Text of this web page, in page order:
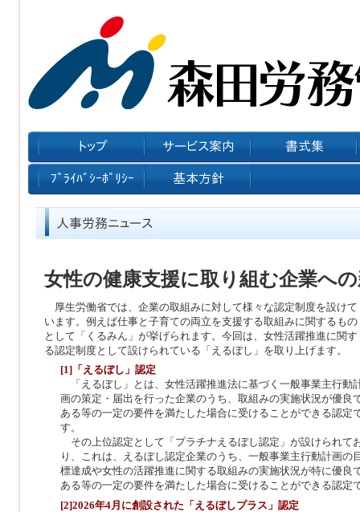
女性の健康支援に取り組む企業へ
厚生労働省では、企業の取組みに対して様々な認定制度を設けて
います。例えば仕事と子育ての両立を支援する取組みに関するもの
として「くるみん」が挙げられます。今回は、女性活躍推進に関す
る認定制度として設けられている「えるぼし」を取り上げます。
[1]「えるぼし」認定
「えるぼし」とは、女性活躍推進法に基づく一般事業主行動
画の策定・届出を行った企業のうち、取組みの実施状況が優良
ある等の一定の要件を満たした場合に受けることができる認定
す。
その上位認定として「プラチナえるぼし認定」が設けられて
り、これは、えるぼし認定企業のうち、一般事業主行動計画の
標達成や女性の活躍推進に関する取組みの実施状況が特に優良
ある等の一定の要件を満たした場合に受けることができる認定
[2]2026年4月に創設された「えるぼしプラス」認定